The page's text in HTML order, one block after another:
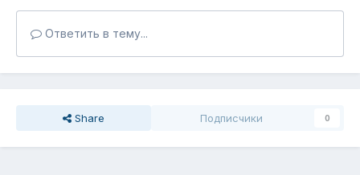
Ответить в тему...
Share Подписчики 0